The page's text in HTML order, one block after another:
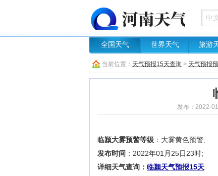
全国天气 世界天气 旅游
当前位置： 天气预报15天查询 > 天气预报
发布：2022-
临颍大雾预警等级 ：大雾黄色预警;
发布时间 ：2022年01月25日23时;
详细天气查询： 临颍天气预报15天